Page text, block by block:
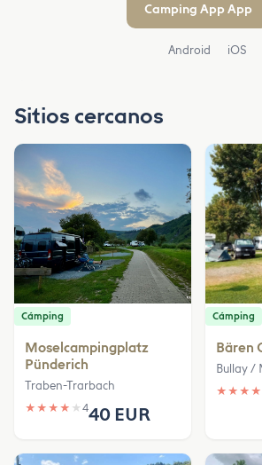
Camping App App
Android iOS
Sitios cercanos
Cámping
Moselcampingplatz
Pünderich
Traben-Trarbach
★ ★ ★ ★ ★ 440 EUR
Cámping
Bären
Bullay /
★ ★ ★ ★